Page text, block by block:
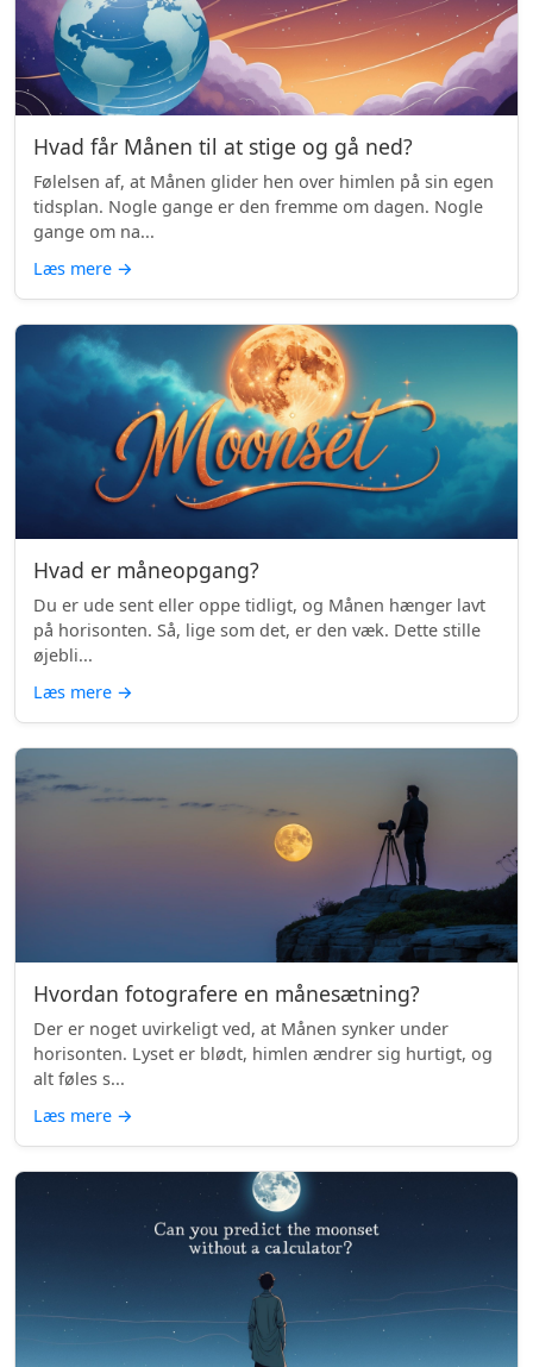
Hvad får Månen til at stige og gå ned?
Følelsen af, at Månen glider hen over himlen på sin egen
tidsplan. Nogle gange er den fremme om dagen. Nogle
gange om na...
Læs mere →
Hvad er måneopgang?
Du er ude sent eller oppe tidligt, og Månen hænger lavt
på horisonten. Så, lige som det, er den væk. Dette stille
øjebli...
Læs mere →
Hvordan fotografere en månesætning?
Der er noget uvirkeligt ved, at Månen synker under
horisonten. Lyset er blødt, himlen ændrer sig hurtigt, og
alt føles s...
Læs mere →